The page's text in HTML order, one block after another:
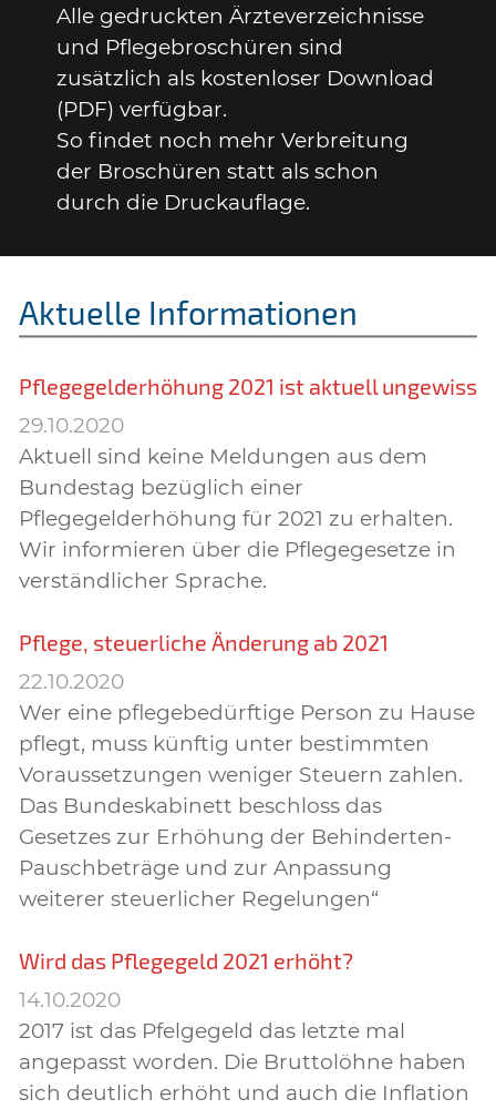
Alle gedruckten Ärzteverzeichnisse
und Pflegebroschüren sind
zusätzlich als kostenloser Download
(PDF) verfügbar.
So findet noch mehr Verbreitung
der Broschüren statt als schon
durch die Druckauflage.
Aktuelle Informationen
Pflegegelderhöhung 2021 ist aktuell ungewiss
29.10.2020
Aktuell sind keine Meldungen aus dem
Bundestag bezüglich einer
Pflegegelderhöhung für 2021 zu erhalten.
Wir informieren über die Pflegegesetze in
verständlicher Sprache.
Pflege, steuerliche Änderung ab 2021
22.10.2020
Wer eine pflegebedürftige Person zu Hause
pflegt, muss künftig unter bestimm­ten
Voraussetzungen weniger Steuern zahlen.
Das Bundeskabinett beschloss das
Gesetzes zur Erhöhung der Behinderten-
Pauschbeträge und zur Anpassung
weiterer steuerlicher Regelungen“
Wird das Pflegegeld 2021 erhöht?
14.10.2020
2017 ist das Pfelgegeld das letzte mal
angepasst worden. Die Bruttolöhne haben
sich deutlich erhöht und auch die Inflation